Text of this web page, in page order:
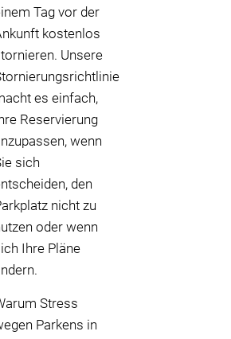
Tag vor der
kostenlos
Unsere
es einfach,
Reservierung
wenn
sich
den
nicht zu
oder wenn
Ihre Pläne
Stress
Parkens in